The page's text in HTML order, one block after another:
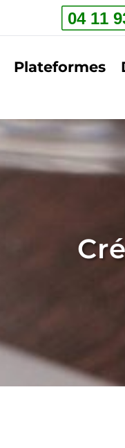
Plateformes